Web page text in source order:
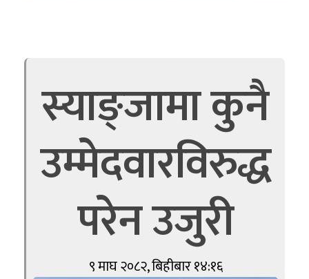
स्याङ्जामा कुनै
उम्मेदवारविरुद्ध
परेन उजुरी
९ माघ २०८२, बिहीबार १४:१६